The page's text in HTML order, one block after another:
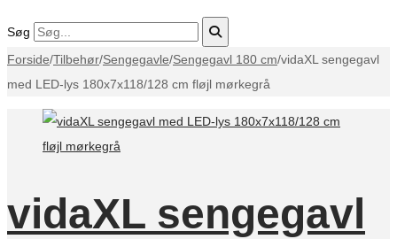
Søg
Forside/Tilbehør/Sengegavle/Sengegavl 180 cm/vidaXL sengegavl
med LED-lys 180x7x118/128 cm fløjl mørkegrå
vidaXL sengegavl